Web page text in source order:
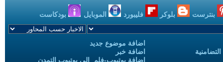
بنترست بلوكر فليبورد الموبايل بودكاست
اضافة موضوع جديد
اضافة خبر
إضافة يوتيوب-فلم إلى يوتيوب التمدن